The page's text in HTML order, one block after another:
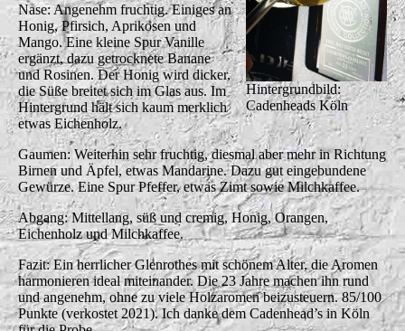
Hintergrundbild:
Cadenheads Köln
Nase: Angenehm fruchtig. Einiges an
Honig, Pfirsich, Aprikosen und
Mango. Eine kleine Spur Vanille
ergänzt, dazu getrocknete Banane
und Rosinen. Der Honig wird dicker,
die Süße breitet sich im Glas aus. Im
Hintergrund hält sich kaum merklich
etwas Eichenholz.
Gaumen: Weiterhin sehr fruchtig, diesmal aber mehr in Richtung
Birnen und Äpfel, etwas Mandarine. Dazu gut eingebundene
Gewürze. Eine Spur Pfeffer, etwas Zimt sowie Milchkaffee.
Abgang: Mittellang, süß und cremig, Honig, Orangen,
Eichenholz und Milchkaffee.
Fazit: Ein herrlicher Glenrothes mit schönem Alter, die Aromen
harmonieren ideal miteinander. Die 23 Jahre machen ihn rund
und angenehm, ohne zu viele Holzaromen beizusteuern. 85/100
Punkte (verkostet 2021). Ich danke dem Cadenhead’s in Köln